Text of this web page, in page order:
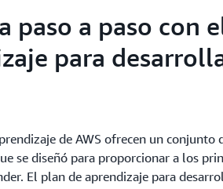
paso a paso con
para
de AWS ofrecen un conjunto
se diseñó para proporcionar a los
El plan de aprendizaje para